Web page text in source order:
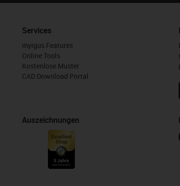
Services
myigus Features
Online Tools
Kostenlose Muster
CAD Download Portal
Auszeichnungen